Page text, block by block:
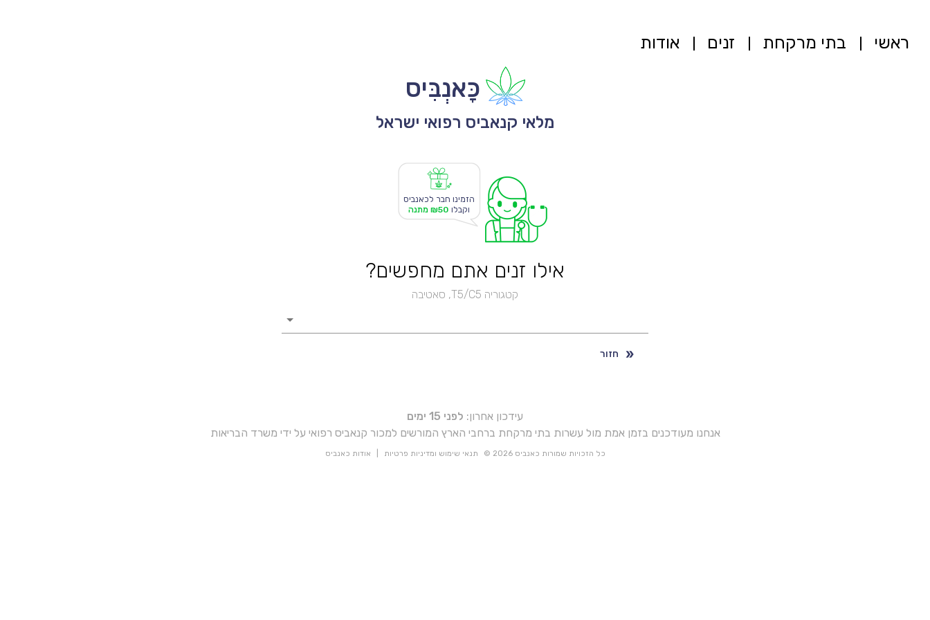
ראשי בתי מרקחת זנים אודות
כָּאנְבִּיס
מלאי קנאביס רפואי ישראל
הזמינו חבר לכאנביס
וקבלו ₪50 מתנה
אילו זנים אתם מחפשים?
קטגוריה T5/C5, סאטיבה
חזור
עידכון אחרון: לפני 15 ימים
אנחנו מעודכנים בזמן אמת מול עשרות בתי מרקחת ברחבי הארץ המורשים למכור קנאביס רפואי על ידי משרד הבריאות
כל הזכויות שמורות כאנביס 2026 © תנאי שימוש ומדיניות פרטיות אודות כאנביס